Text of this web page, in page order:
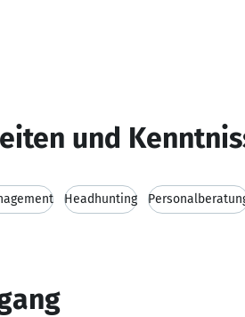
und
Headhunting